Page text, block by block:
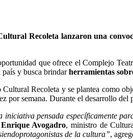
Recoleta lanzaron una
que ofrece el Complejo
país y busca brindarherramientas
Recoleta y se plantea como
por semana. Durante el desarrollo del
iniciativa pensada específicamente
Enrique Avogadro, ministro de
de la cultura”,